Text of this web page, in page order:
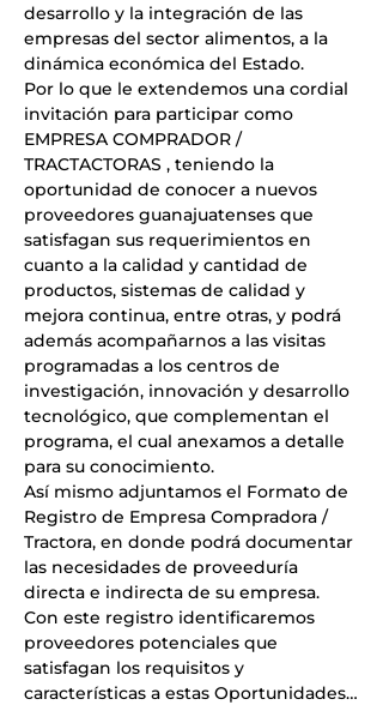
desarrollo y la integración de las
empresas del sector alimentos, a la
dinámica económica del Estado.
Por lo que le extendemos una cordial
invitación para participar como
EMPRESA COMPRADOR /
TRACTACTORAS , teniendo la
oportunidad de conocer a nuevos
proveedores guanajuatenses que
satisfagan sus requerimientos en
cuanto a la calidad y cantidad de
productos, sistemas de calidad y
mejora continua, entre otras, y podrá
además acompañarnos a las visitas
programadas a los centros de
investigación, innovación y desarrollo
tecnológico, que complementan el
programa, el cual anexamos a detalle
para su conocimiento.
Así mismo adjuntamos el Formato de
Registro de Empresa Compradora /
Tractora, en donde podrá documentar
las necesidades de proveeduría
directa e indirecta de su empresa.
Con este registro identificaremos
proveedores potenciales que
satisfagan los requisitos y
características a estas Oportunidades…